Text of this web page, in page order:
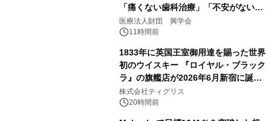
「痛くない歯科治療」「不安がない治
療計画」をテーマに専門監修
医療法人財団 興学会
11時間前
1833年に英国王室御用達を賜った世界
初のウイスキー 『ロイヤル・ブラック
ラ』の旗艦店が2026年6月新宿に誕
生 バカルディ ジャパンと連携した
没入型バー「BAR Arca」
株式会社ティグリス
20時間前